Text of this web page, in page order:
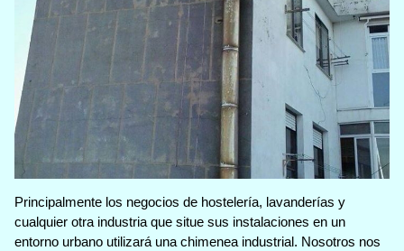
Principalmente los negocios de hostelería, lavanderías y
cualquier otra industria que situe sus instalaciones en un
entorno urbano utilizará una chimenea industrial. Nosotros nos